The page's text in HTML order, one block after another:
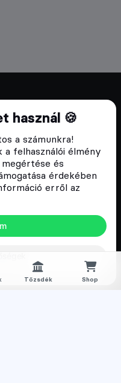
Tőzsdék Shop
használ 🍪
a számunkra!
a felhasználói élmény
és
érdekében
erről az
óta
technológia
ezért 2018 óta a
a hazai közösség
és fejlődését.